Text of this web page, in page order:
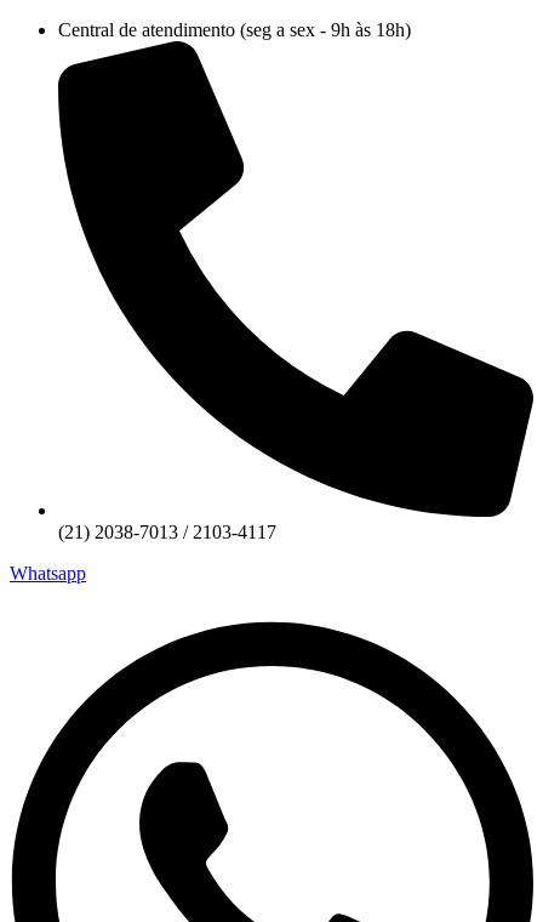
conteúdo
Central de atendimento (seg a sex - 9h às 18h)
(21) 2038-7013 / 2103-4117
Whatsapp